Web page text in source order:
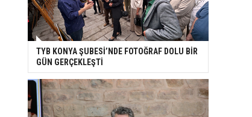
TYB KONYA ŞUBESİ’NDE FOTOĞRAF DOLU BİR
GÜN GERÇEKLEŞTİ